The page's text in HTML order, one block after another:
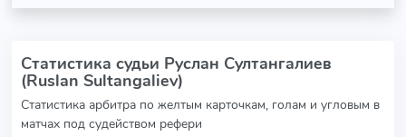
Статистика судьи Руслан Султангалиев
(Ruslan Sultangaliev)
Статистика арбитра по желтым карточкам, голам и угловым в
матчах под судейством рефери